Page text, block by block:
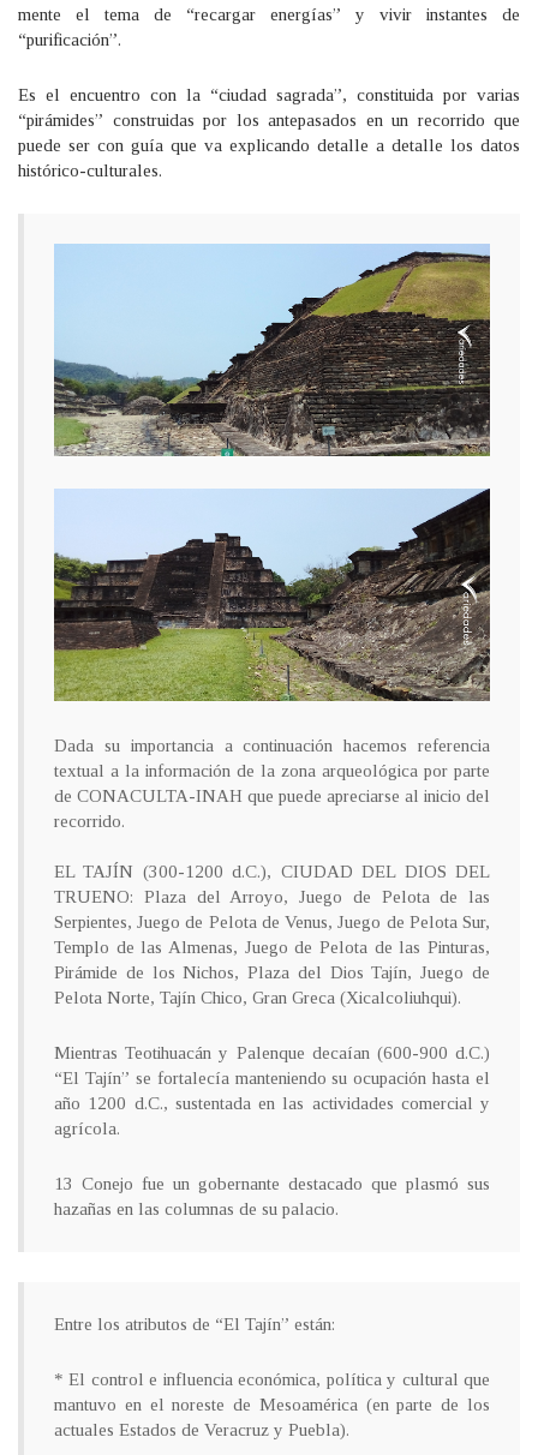
mente el tema de “recargar energías” y vivir instantes de
“purificación”.
Es el encuentro con la “ciudad sagrada”, constituida por varias
“pirámides” construidas por los antepasados en un recorrido que
puede ser con guía que va explicando detalle a detalle los datos
histórico-culturales.
Dada su importancia a continuación hacemos referencia
textual a la información de la zona arqueológica por parte
de CONACULTA-INAH que puede apreciarse al inicio del
recorrido.
EL TAJÍN (300-1200 d.C.), CIUDAD DEL DIOS DEL
TRUENO: Plaza del Arroyo, Juego de Pelota de las
Serpientes, Juego de Pelota de Venus, Juego de Pelota Sur,
Templo de las Almenas, Juego de Pelota de las Pinturas,
Pirámide de los Nichos, Plaza del Dios Tajín, Juego de
Pelota Norte, Tajín Chico, Gran Greca (Xicalcoliuhqui).
Mientras Teotihuacán y Palenque decaían (600-900 d.C.)
“El Tajín” se fortalecía manteniendo su ocupación hasta el
año 1200 d.C., sustentada en las actividades comercial y
agrícola.
13 Conejo fue un gobernante destacado que plasmó sus
hazañas en las columnas de su palacio.
Entre los atributos de “El Tajín” están:
* El control e influencia económica, política y cultural que
mantuvo en el noreste de Mesoamérica (en parte de los
actuales Estados de Veracruz y Puebla).